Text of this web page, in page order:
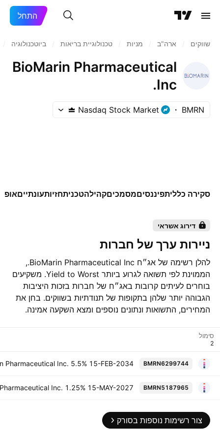
התחל
שווקים ארה"ב‏ מניות‏ טכנולוגיית בריאות ביוטכנולוגיה
BioMarin Pharmaceutical
Inc.
BMRN
Nasdaq Stock Market
סקירה כלליתפיננסיםמסמכיםקהילהטכניתחזיותעונתיים
דירוג אשראי
ניירות ערך של חברות
להלן רשימה של אג״ח BioMarin Pharmaceutical Inc.,
הממוינת לפי תשואה לגרוע ביותר Yield to Worst. משקיעים
בוחרים לעיתים קרובות באג״ח של חברות בזכות היציבות
הגבוהה יותר שלהן בתקופות של תנודתיות בשווקים. בחן את
המחירים, התשואות ונתונים נוספים ומצא השקעה אמינה.
סימול
BMRN6299744
Pharmaceutical Inc. 5.5% 15-FEB-2034
BMRN5187965
Inc. 1.25% 15-MAY-2027
צור רשימות נוספות בסורק